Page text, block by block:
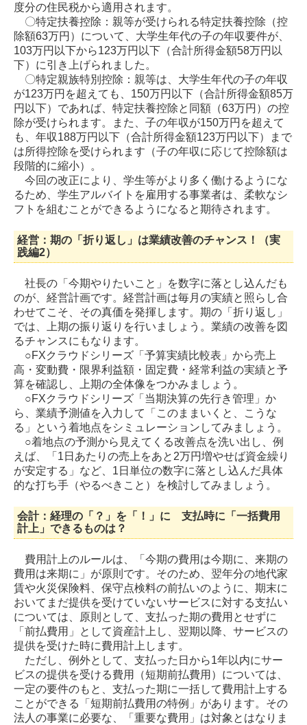
度分の住民税から適用されます。
〇特定扶養控除：親等が受けられる特定扶養控除（控
除額63万円）について、大学生年代の子の年収要件が、
103万円以下から123万円以下（合計所得金額58万円以
下）に引き上げられました。
〇特定親族特別控除：親等は、大学生年代の子の年収
が123万円を超えても、150万円以下（合計所得金額85万
円以下）であれば、特定扶養控除と同額（63万円）の控
除が受けられます。また、子の年収が150万円を超えて
も、年収188万円以下（合計所得金額123万円以下）まで
は所得控除を受けられます（子の年収に応じて控除額は
段階的に縮小）。
今回の改正により、学生等がより多く働けるようにな
るため、学生アルバイトを雇用する事業者は、柔軟なシ
フトを組むことができるようになると期待されます。
経営：期の「折り返し」は業績改善のチャンス！（実
践編2）
社長の「今期やりたいこと」を数字に落とし込んだも
のが、経営計画です。経営計画は毎月の実績と照らし合
わせてこそ、その真価を発揮します。期の「折り返し」
では、上期の振り返りを行いましょう。業績の改善を図
るチャンスにもなります。
○FXクラウドシリーズ「予算実績比較表」から売上
高・変動費・限界利益額・固定費・経常利益の実績と予
算を確認し、上期の全体像をつかみましょう。
○FXクラウドシリーズ「当期決算の先行き管理」か
ら、業績予測値を入力して「このままいくと、こうな
る」という着地点をシミュレーションしてみましょう。
○着地点の予測から見えてくる改善点を洗い出し、例
えば、「1日あたりの売上をあと2万円増やせば資金繰り
が安定する」など、1日単位の数字に落とし込んだ具体
的な打ち手（やるべきこと）を検討してみましょう。
会計：経理の「？」を「！」に 支払時に「一括費用
計上」できるものは？
費用計上のルールは、「今期の費用は今期に、来期の
費用は来期に」が原則です。そのため、翌年分の地代家
賃や火災保険料、保守点検料の前払いのように、期末に
おいてまだ提供を受けていないサービスに対する支払い
については、原則として、支払った期の費用とせずに
「前払費用」として資産計上し、翌期以降、サービスの
提供を受けた時に費用計上します。
ただし、例外として、支払った日から1年以内にサー
ビスの提供を受ける費用（短期前払費用）については、
一定の要件のもと、支払った期に一括して費用計上する
ことができる「短期前払費用の特例」があります。その
法人の事業に必要な、「重要な費用」は対象とはなりま